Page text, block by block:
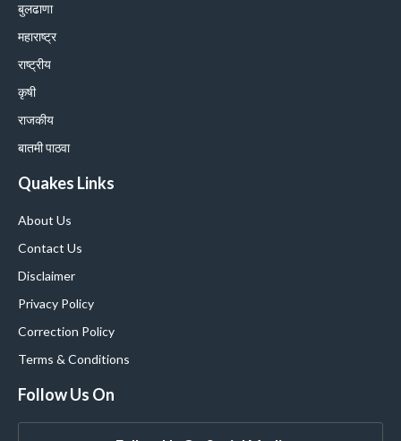
बुलढाणा
महाराष्ट्र
राष्ट्रीय
कृषी
राजकीय
बातमी पाठवा
Quakes Links
About Us
Contact Us
Disclaimer
Privacy Policy
Correction Policy
Terms & Conditions
Follow Us On